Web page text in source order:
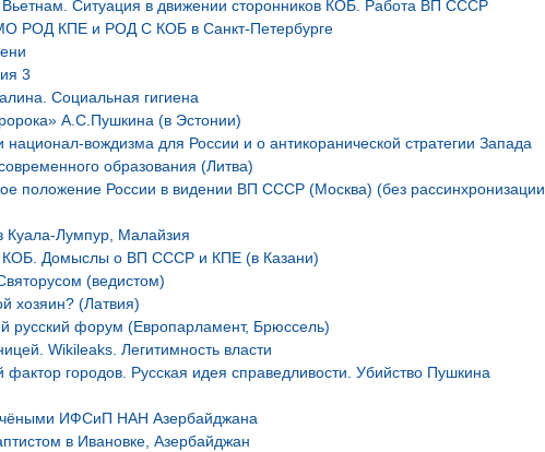
Cитуация в движении сторонников КОБ. Работа ВП СССР
РОД КПЕ и РОД С КОБ в Санкт-Петербурге
3
Социальная гигиена
А.С.Пушкина (в Эстонии)
вождизма для России и о антикоранической стратегии Запада
образования (Литва)
положение России в видении ВП СССР (Москва) (без рассинхронизации
Куала-Лумпур, Малайзия
КОБ. Домыслы о ВП СССР и КПЕ (в Казани)
(ведистом)
хозяин? (Латвия)
русский форум (Европарламент, Брюссель)
Wikileaks. Легитимность власти
городов. Русская идея справедливости. Убийство Пушкина
ИФСиП НАН Азербайджана
в Ивановке, Азербайджан